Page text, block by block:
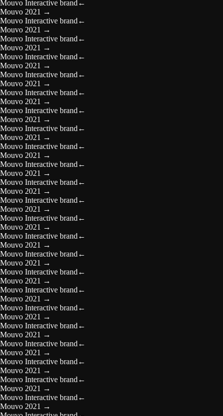
Mouvo Interactive brand ←
Mouvo 2021 →
Mouvo Interactive brand ←
Mouvo 2021 →
Mouvo Interactive brand ←
Mouvo 2021 →
Mouvo Interactive brand ←
Mouvo 2021 →
Mouvo Interactive brand ←
Mouvo 2021 →
Mouvo Interactive brand ←
Mouvo 2021 →
Mouvo Interactive brand ←
Mouvo 2021 →
Mouvo Interactive brand ←
Mouvo 2021 →
Mouvo Interactive brand ←
Mouvo 2021 →
Mouvo Interactive brand ←
Mouvo 2021 →
Mouvo Interactive brand ←
Mouvo 2021 →
Mouvo Interactive brand ←
Mouvo 2021 →
Mouvo Interactive brand ←
Mouvo 2021 →
Mouvo Interactive brand ←
Mouvo 2021 →
Mouvo Interactive brand ←
Mouvo 2021 →
Mouvo Interactive brand ←
Mouvo 2021 →
Mouvo Interactive brand ←
Mouvo 2021 →
Mouvo Interactive brand ←
Mouvo 2021 →
Mouvo Interactive brand ←
Mouvo 2021 →
Mouvo Interactive brand ←
Mouvo 2021 →
Mouvo Interactive brand ←
Mouvo 2021 →
Mouvo Interactive brand ←
Mouvo 2021 →
Mouvo Interactive brand ←
Mouvo 2021 →